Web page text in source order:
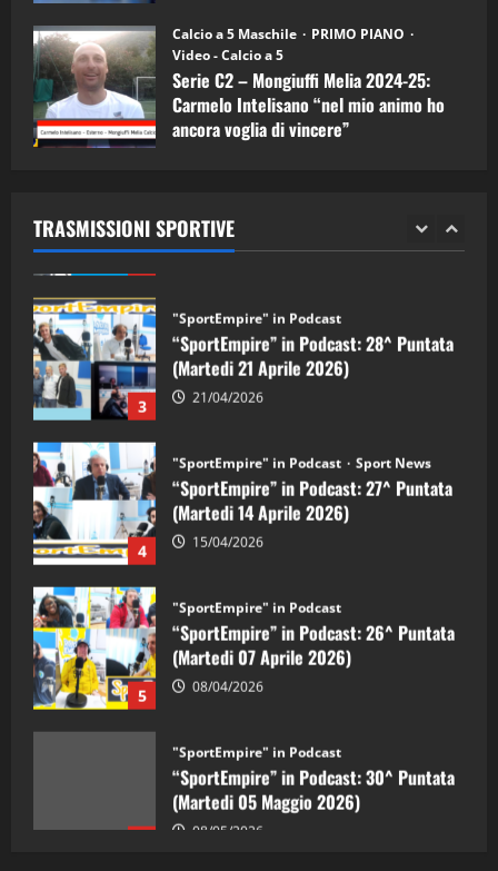
Calcio a 5 Maschile
PRIMO PIANO
Video - Calcio a 5
Serie C2 – Mongiuffi Melia 2024-25:
Carmelo Intelisano “nel mio animo ho
ancora voglia di vincere”
TRASMISSIONI SPORTIVE
1
“SportEmpire” in Podcast: 30^ Puntata
(Martedi 05 Maggio 2026)
08/05/2026
2 28/04/2026
3
“SportEmpire” in Podcast: 28^ Puntata
(Martedi 21 Aprile 2026)
21/04/2026
4
“SportEmpire” in Podcast: 27^ Puntata
(Martedi 14 Aprile 2026)
15/04/2026
5
“SportEmpire” in Podcast: 26^ Puntata
(Martedi 07 Aprile 2026)
08/04/2026
“SportEmpire” in Podcast: 30^ Puntata
(Martedi 05 Maggio 2026)
08/05/2026